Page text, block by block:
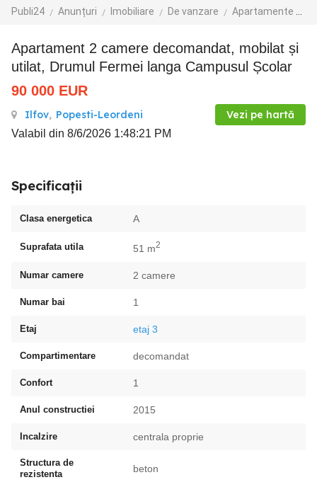
Publi24 Anunțuri Imobiliare De vanzare Apartamente de vanzare
Apartament 2 camere decomandat, mobilat și
utilat, Drumul Fermei langa Campusul Școlar
90 000 EUR
Ilfov, Popesti-Leordeni Vezi pe hartă
Valabil din 8/6/2026 1:48:21 PM
Specificații
Clasa energetica A
Suprafata utila 51 m2
Numar camere 2 camere
Numar bai 1
Etaj etaj 3
Compartimentare decomandat
Confort 1
Anul constructiei 2015
Incalzire centrala proprie
Structura de
rezistenta
beton